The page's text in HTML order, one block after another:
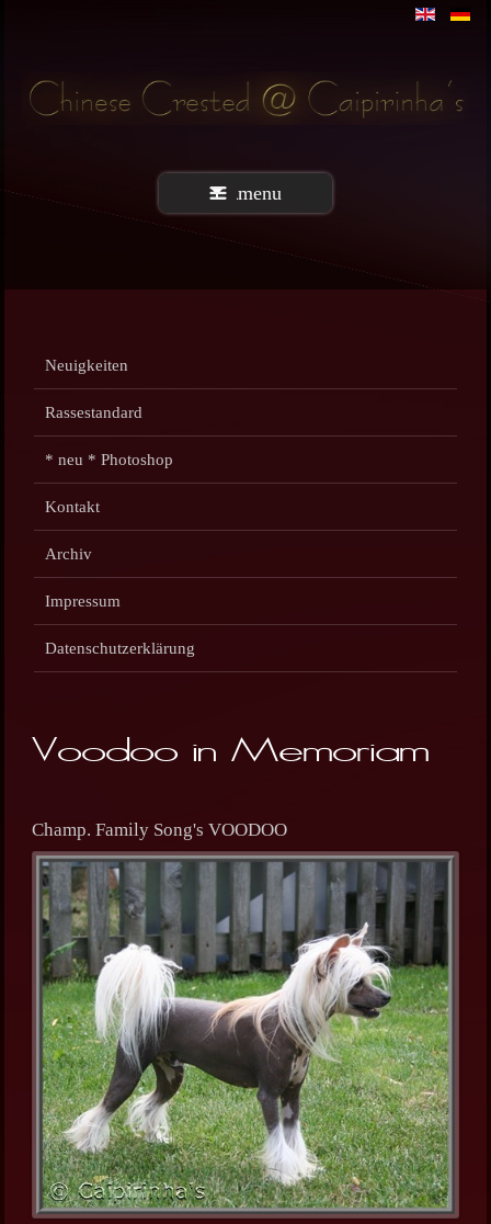
menu
Neuigkeiten
Rassestandard
* neu * Photoshop
Kontakt
Archiv
Impressum
Datenschutzerklärung
Voodoo in Memoriam
Champ. Family Song's VOODOO